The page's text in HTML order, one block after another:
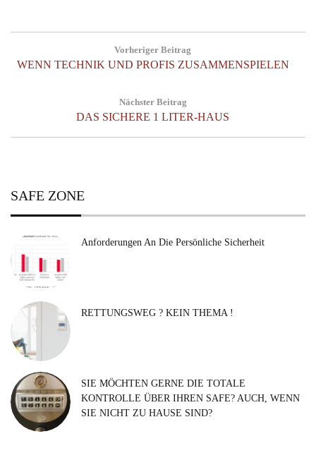
Vorheriger Beitrag
Previous
WENN TECHNIK UND PROFIS ZUSAMMENSPIELEN
Nächster Beitrag
Next
DAS SICHERE 1 LITER-HAUS
SAFE ZONE
Anforderungen An Die Persönliche Sicherheit
RETTUNGSWEG ? KEIN THEMA !
SIE MÖCHTEN GERNE DIE TOTALE
KONTROLLE ÜBER IHREN SAFE? AUCH, WENN
SIE NICHT ZU HAUSE SIND?